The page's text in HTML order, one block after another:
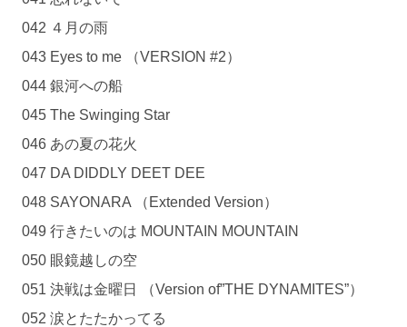
042 ４月の雨
043 Eyes to me （VERSION #2）
044 銀河への船
045 The Swinging Star
046 あの夏の花火
047 DA DIDDLY DEET DEE
048 SAYONARA （Extended Version）
049 行きたいのは MOUNTAIN MOUNTAIN
050 眼鏡越しの空
051 決戦は金曜日 （Version of”THE DYNAMITES”）
052 涙とたたかってる